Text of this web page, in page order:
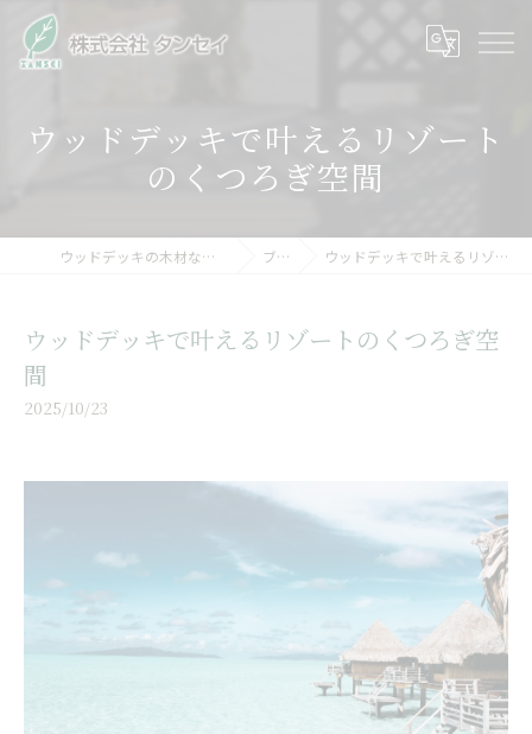
ウッドデッキで叶えるリゾート
のくつろぎ空間
ウッドデッキの木材なら株式会社タンセイ ブログ ウッドデッキで叶えるリゾートのくつろぎ空間
ウッドデッキで叶えるリゾートのくつろぎ空
間
2025/10/23